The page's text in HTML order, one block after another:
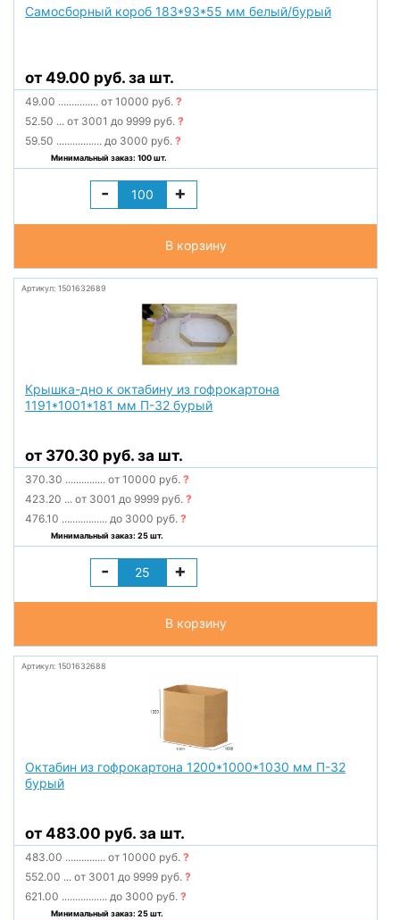
Самосборный короб 183*93*55 мм белый/бурый
от 49.00 руб. за шт.
49.00 ............... от 10000 руб.?
52.50 ... от 3001 до 9999 руб.?
59.50 ................. до 3000 руб.?
Минимальный заказ: 100 шт.
- +
В корзину
Артикул: 1501632689
Крышка-дно к октабину из гофрокартона
1191*1001*181 мм П-32 бурый
от 370.30 руб. за шт.
370.30 ............... от 10000 руб.?
423.20 ... от 3001 до 9999 руб.?
476.10 ................. до 3000 руб.?
Минимальный заказ: 25 шт.
- +
В корзину
Артикул: 1501632688
Октабин из гофрокартона 1200*1000*1030 мм П-32
бурый
от 483.00 руб. за шт.
483.00 ............... от 10000 руб.?
552.00 ... от 3001 до 9999 руб.?
621.00 ................. до 3000 руб.?
Минимальный заказ: 25 шт.